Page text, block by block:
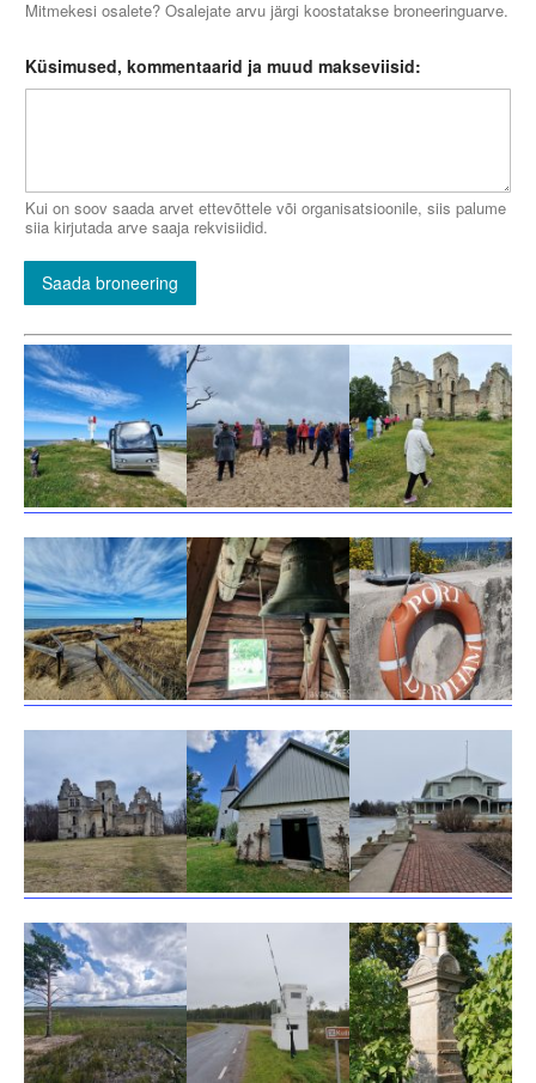
Mitmekesi osalete? Osalejate arvu järgi koostatakse broneeringuarve.
Küsimused, kommentaarid ja muud makseviisid:
Kui on soov saada arvet ettevõttele või organisatsioonile, siis palume
siia kirjutada arve saaja rekvisiidid.
Saada broneering